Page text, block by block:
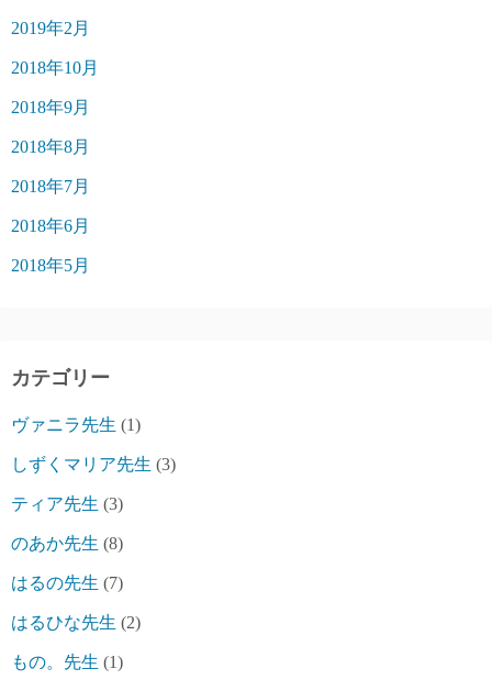
2019年2月
2018年10月
2018年9月
2018年8月
2018年7月
2018年6月
2018年5月
カテゴリー
ヴァニラ先生 (1)
しずくマリア先生 (3)
ティア先生 (3)
のあか先生 (8)
はるの先生 (7)
はるひな先生 (2)
もの。先生 (1)